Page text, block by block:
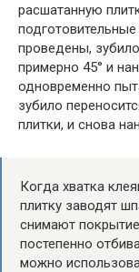
расшатанную
проведены,
примерно 45° и
одновременно
зубило
плитки, и снова
Когда хватка
плитку заводят
снимают
постепенно
можно